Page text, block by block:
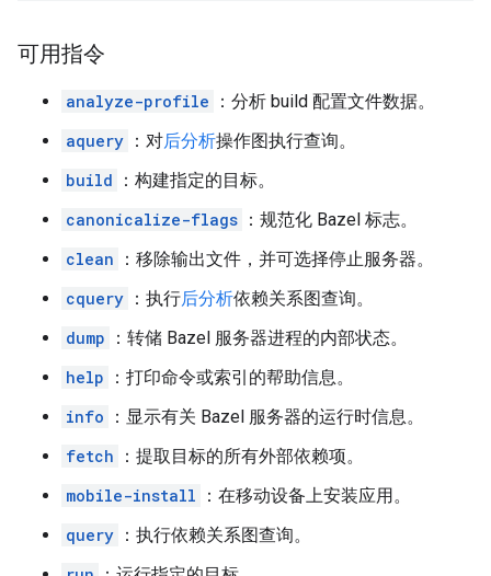
可用指令
analyze-profile
：分析 build 配置文件数据。
aquery ：对后分析操作图执行查询。
build
：构建指定的目标。
canonicalize-flags ：规范化 Bazel 标志。
clean
：移除输出文件，并可选择停止服务器。
cquery ：执行后分析依赖关系图查询。
dump
：转储 Bazel 服务器进程的内部状态。
help
：打印命令或索引的帮助信息。
info
：显示有关 Bazel 服务器的运行时信息。
fetch
：提取目标的所有外部依赖项。
mobile-install
：在移动设备上安装应用。
query ：执行依赖关系图查询。